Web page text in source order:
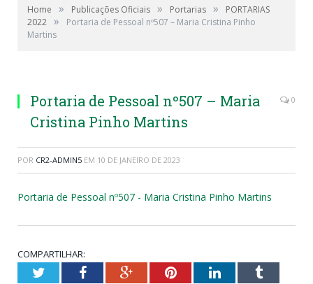
Home » Publicações Oficiais » Portarias »
PORTARIAS
2022 »
Portaria de Pessoal nº507 – Maria Cristina Pinho
Martins
Portaria de Pessoal nº507 – Maria
Cristina Pinho Martins
0
POR CR2-ADMIN5 EM 10 DE JANEIRO DE 2023
Portaria de Pessoal nº507 - Maria Cristina Pinho Martins
COMPARTILHAR:
TwitterFacebookGoogle+PinterestLinkedInTumblr